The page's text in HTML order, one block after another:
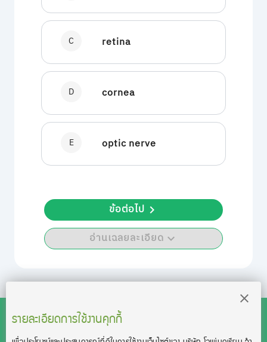
C retina
D cornea
E optic nerve
อ่านเฉลยละเอียด
ข้อต่อไป
รายละเอียดการใช้งานคุกกี้